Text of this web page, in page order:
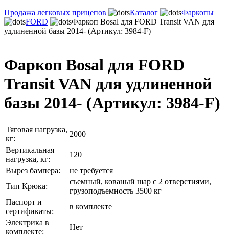
Продажа легковых прицепов
Каталог
Фаркопы
FORD
Фаркоп Bosal для FORD Transit VAN для
удлиненной базы 2014- (Артикул: 3984-F)
Фаркоп Bosal для FORD
Transit VAN для удлиненной
базы 2014- (Артикул: 3984-F)
Тяговая нагрузка,
кг:
2000
Вертикальная
нагрузка, кг:
120
Вырез бампера:
не требуется
Тип Крюка:
съемный, кованый шар с 2 отверстиями,
грузоподъемность 3500 кг
Паспорт и
сертификаты:
в комплекте
Электрика в
комплекте:
Нет